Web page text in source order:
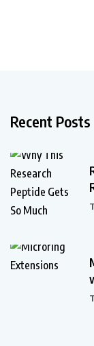
Recent Posts